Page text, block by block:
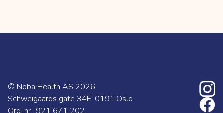
© Noba Health AS 2026
Schweigaards gate 34E, 0191 Oslo
Org. nr.: 921 671 202